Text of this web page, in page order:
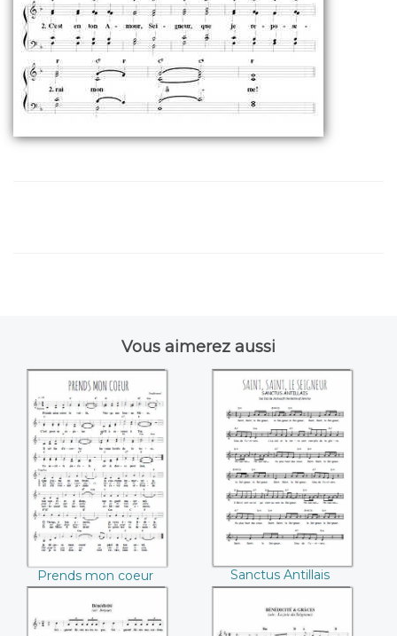
Vous aimerez aussi
Prends mon coeur
Prends mon coeur
Sanctus Antillais
Sanctus Antillais